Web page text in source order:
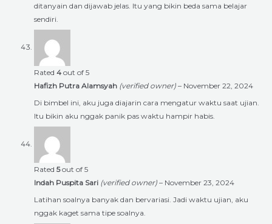
ditanyain dan dijawab jelas. Itu yang bikin beda sama belajar
sendiri.
Rated 4 out of 5
Hafizh Putra Alamsyah (verified owner) – November 22, 2024
Di bimbel ini, aku juga diajarin cara mengatur waktu saat ujian.
Itu bikin aku nggak panik pas waktu hampir habis.
Rated 5out of 5
Indah Puspita Sari (verified owner) – November 23, 2024
Latihan soalnya banyak dan bervariasi. Jadi waktu ujian, aku
nggak kaget sama tipe soalnya.